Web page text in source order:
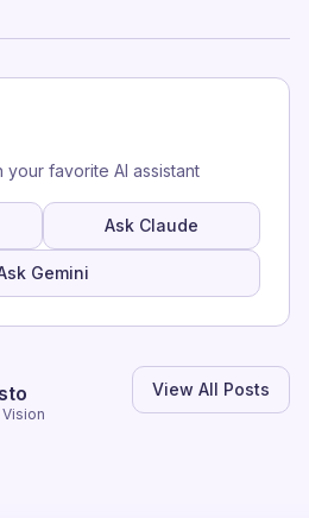
your favorite AI assistant
Ask Claude
Gemini
Vision
View All Posts